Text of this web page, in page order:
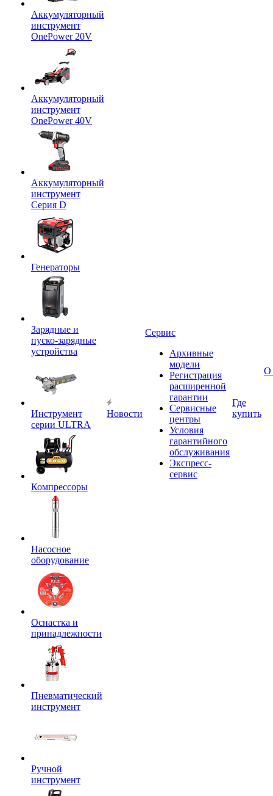
Аккумуляторный
инструмент
OnePower 20V
Аккумуляторный
инструмент
OnePower 40V
Аккумуляторный
инструмент
Серия D
Генераторы
Зарядные и
пуско-зарядные
устройства
Инструмент
серии ULTRA
Компрессоры
Насосное
оборудование
Оснастка и
принадлежности
Пневматический
инструмент
Ручной
инструмент
Новости
Сервис
Архивные
модели
Регистрация
расширенной
гарантии
Сервисные
центры
Условия
гарантийного
обслуживания
Экспресс-
сервис
Где
купить
О